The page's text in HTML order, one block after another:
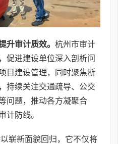
升审计质效。 杭州市审计
促进建设单位深入剖析问
目建设管理，同时聚焦断
持续关注交通疏导、公交
问题，推动各方凝聚合
计防线。
崭新面貌回归，它不仅将